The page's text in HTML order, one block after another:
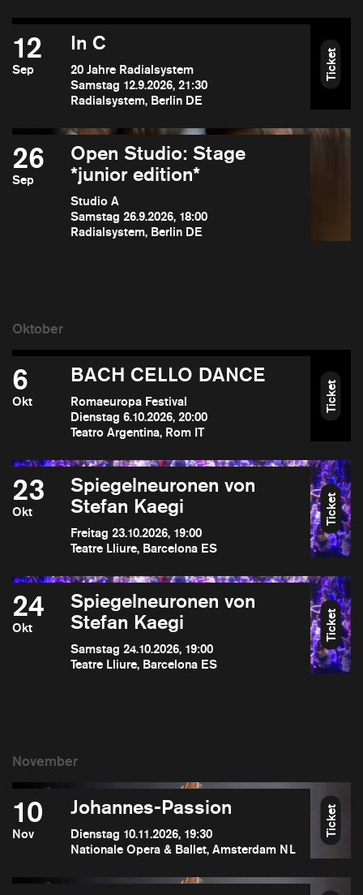
12
Sep
In C
20 Jahre Radialsystem
Samstag 12.9.2026, 21:30
Radialsystem, Berlin DE
Ticket
26
Sep
Open Studio: Stage
*junior edition*
Studio A
Samstag 26.9.2026, 18:00
Radialsystem, Berlin DE
6
Okt
BACH CELLO DANCE
Romaeuropa Festival
Dienstag 6.10.2026, 20:00
Teatro Argentina, Rom IT
Ticket
23
Okt
Spiegelneuronen von
Stefan Kaegi
Freitag 23.10.2026, 19:00
Teatre Lliure, Barcelona ES
Ticket
24
Okt
Spiegelneuronen von
Stefan Kaegi
Samstag 24.10.2026, 19:00
Teatre Lliure, Barcelona ES
Ticket
10
Nov
Johannes-Passion
Dienstag 10.11.2026, 19:30
Nationale Opera & Ballet, Amsterdam NL
Ticket